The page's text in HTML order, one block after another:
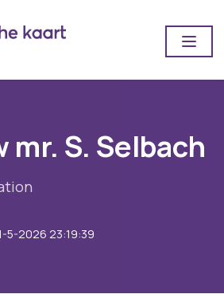
mr. S. Selbach
5-2026 23:19:39